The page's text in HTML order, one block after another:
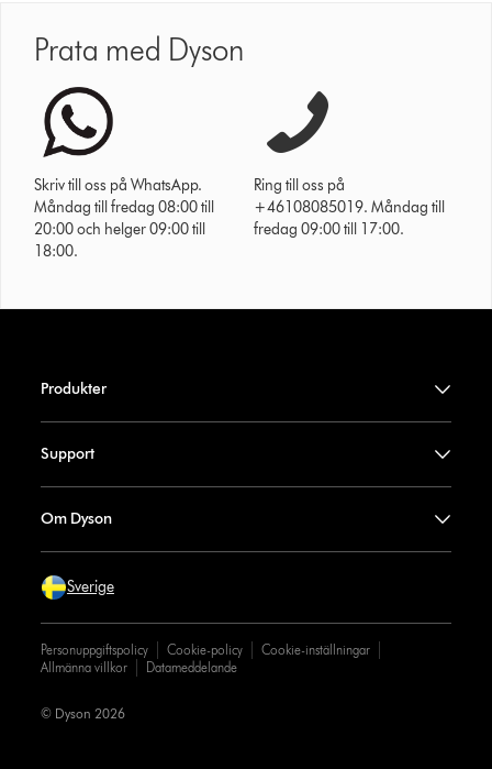
Prata med Dyson
Skriv till oss på WhatsApp.
Måndag till fredag 08:00 till
20:00 och helger 09:00 till
18:00.
Ring till oss på
+46108085019. Måndag till
fredag 09:00 till 17:00.
Produkter
Support
Om Dyson
Sverige
Personuppgiftspolicy Cookie-policy
Cookie-inställningar
Allmänna villkor
Datameddelande
© Dyson 2026